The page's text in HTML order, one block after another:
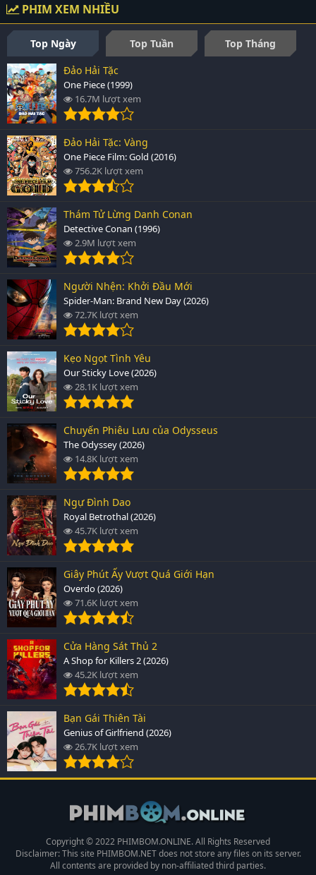
PHIM XEM NHIỀU
Top Ngày Top Tuần
Top Tháng
Đảo Hải Tặc
One Piece (1999)
16.7M lượt xem
Đảo Hải Tặc: Vàng
One Piece Film: Gold (2016)
756.2K lượt xem
Thám Tử Lừng Danh Conan
Detective Conan (1996)
2.9M lượt xem
Người Nhện: Khởi Đầu Mới
Spider-Man: Brand New Day (2026)
72.7K lượt xem
Kẹo Ngọt Tình Yêu
Our Sticky Love (2026)
28.1K lượt xem
Chuyến Phiêu Lưu của Odysseus
The Odyssey (2026)
14.8K lượt xem
Ngự Đình Dao
Royal Betrothal (2026)
45.7K lượt xem
Giây Phút Ấy Vượt Quá Giới Hạn
Overdo (2026)
71.6K lượt xem
Cửa Hàng Sát Thủ 2
A Shop for Killers 2 (2026)
45.2K lượt xem
Bạn Gái Thiên Tài
Genius of Girlfriend (2026)
26.7K lượt xem
Copyright © 2022 PHIMBOM.ONLINE. All Rights Reserved
Disclaimer: This site PHIMBOM.NETdoes not store any files on its server.
All contents are provided by non-affiliated third parties.